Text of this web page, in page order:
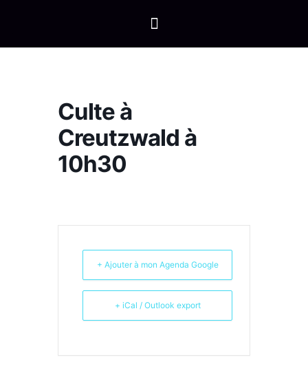
Culte à
Creutzwald à
10h30
+ Ajouter à mon Agenda Google
+ iCal / Outlook export